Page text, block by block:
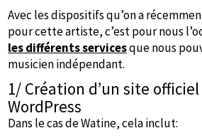
Avec les dispositifs qu’on a
pour cette artiste, c’est pour nous
les différents servicesque nous
musicien indépendant.
1/ Création d’un site
WordPress
Dans le cas de Watine, cela inclut: